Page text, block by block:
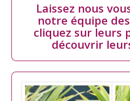
Laissez nous
notre équipe
cliquez sur leurs
découvrir